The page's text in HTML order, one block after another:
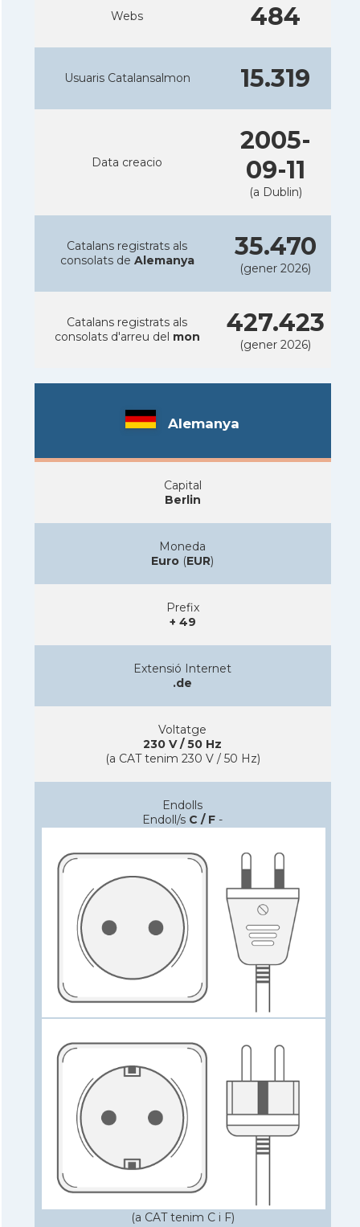
Webs 484
Usuaris Catalansalmon 15.319
Data creacio
2005-
09-11
(a Dublin)
Catalans registrats als
consolats de Alemanya 35.470
(gener 2026)
Catalans registrats als
consolats d'arreu del mon 427.423
(gener 2026)
Alemanya
Capital
Berlin
Moneda
Euro (EUR)
Prefix
+ 49
Extensió Internet
.de
Voltatge
230 V / 50 Hz
(a CAT tenim 230 V / 50 Hz)
Endolls
Endoll/s C / F -
(a CAT tenim C i F)